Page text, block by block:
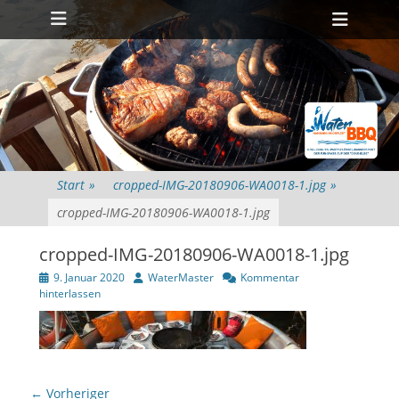
Primäres Menü
Zum
Inhalt
springen
Start » cropped-IMG-20180906-WA0018-1.jpg »
cropped-IMG-20180906-WA0018-1.jpg
cropped-IMG-20180906-WA0018-1.jpg
Veröffentlicht
am
9. Januar 2020 AutorWaterMaster
Kommentar
hinterlassen
Beitragsnavigation
← Vorheriger